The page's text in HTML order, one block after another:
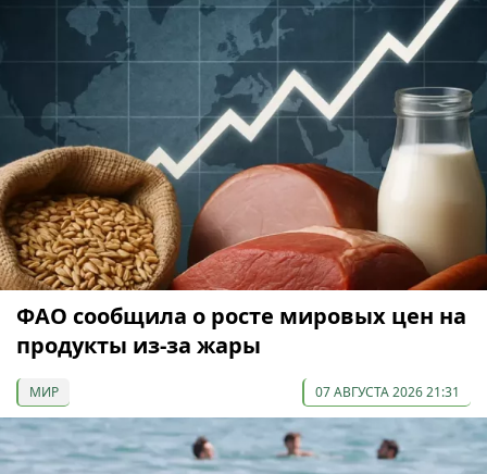
ФАО сообщила о росте мировых цен на
продукты из-за жары
МИР 07 АВГУСТА 2026 21:31